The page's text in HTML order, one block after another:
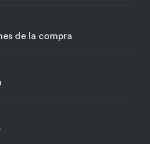
de la compra